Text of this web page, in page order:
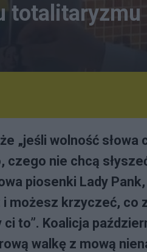
totalitaryzmu
„jeśli wolność
czego nie chcą
piosenki Lady
i możesz krzyczeć, co
to”. Koalicja
walkę z mową